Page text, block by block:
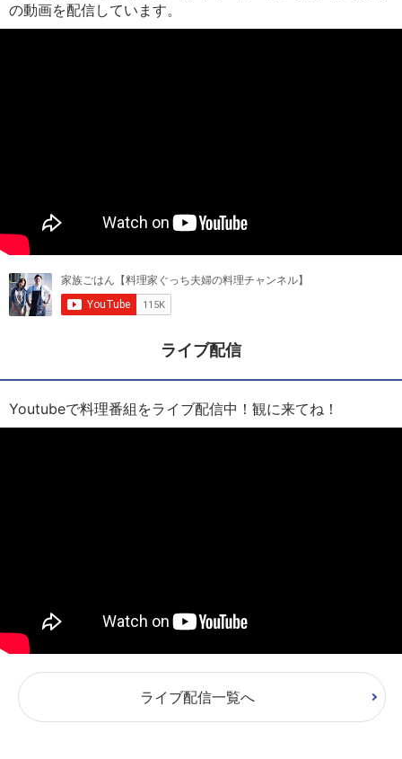
の動画を配信しています。
ライブ配信
Youtubeで料理番組をライブ配信中！観に来てね！
ライブ配信一覧へ